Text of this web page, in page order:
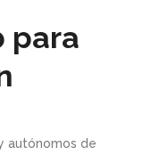
para
autónomos de